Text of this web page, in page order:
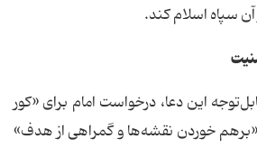
سپاه اسلام کند.
این دعا، درخواست امام برای «کور
خوردن نقشه‌ها و گمراهی از هدف»